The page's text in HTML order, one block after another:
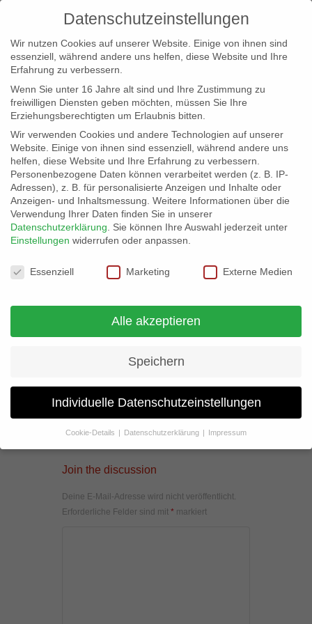
info@erfolgreich-events.de
+4940 46 777 230
Join the discussion
Deine E-Mail-Adresse wird nicht veröffentlicht.
Erforderliche Felder sind mit * markiert
Datenschutzeinstellungen
Wir nutzen Cookies auf unserer Website. Einige von ihnen sind
essenziell, während andere uns helfen, diese Website und Ihre
Erfahrung zu verbessern.
Wenn Sie unter 16 Jahre alt sind und Ihre Zustimmung zu
freiwilligen Diensten geben möchten, müssen Sie Ihre
Erziehungsberechtigten um Erlaubnis bitten.
Wir verwenden Cookies und andere Technologien auf unserer
Website. Einige von ihnen sind essenziell, während andere uns
helfen, diese Website und Ihre Erfahrung zu verbessern.
Personenbezogene Daten können verarbeitet werden (z. B. IP-
Adressen), z. B. für personalisierte Anzeigen und Inhalte oder
Anzeigen- und Inhaltsmessung. Weitere Informationen über die
Verwendung Ihrer Daten finden Sie in unserer
Datenschutzerklärung
Sie können Ihre Auswahl jederzeit unter
Einstellungen widerrufen oder anpassen.
Datenschutzeinstellungen
Essenziell Marketing Externe Medien
Alle akzeptieren
Speichern
Individuelle Datenschutzeinstellungen
Cookie-Details Datenschutzerklärung Impressum
Datenschutzeinstellungen
Wenn Sie unter 16 Jahre alt sind und Ihre Zustimmung zu
Erziehungsberechtigten um Erlaubnis bitten.
Wir verwenden Cookies und andere Technologien auf unserer